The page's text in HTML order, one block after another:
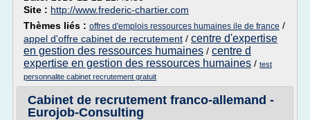
Site : http://www.frederic-chartier.com
Thèmes liés : offres d'emplois ressources humaines ile de france /
appel d'offre cabinet de recrutement / centre d'expertise
en gestion des ressources humaines / centre d
expertise en gestion des ressources humaines / test
personnalite cabinet recrutement gratuit
Cabinet de recrutement franco-allemand -
Eurojob-Consulting